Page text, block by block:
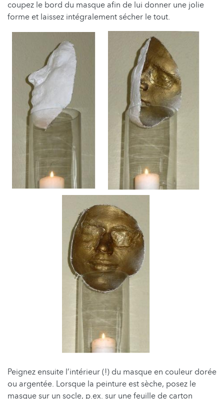
coupez le bord du masque afin de lui donner une jolie
forme et laissez intégralement sécher le tout.
Peignez ensuite l’intérieur (!) du masque en couleur dorée
ou argentée. Lorsque la peinture est sèche, posez le
masque sur un socle, p.ex. sur une feuille de carton